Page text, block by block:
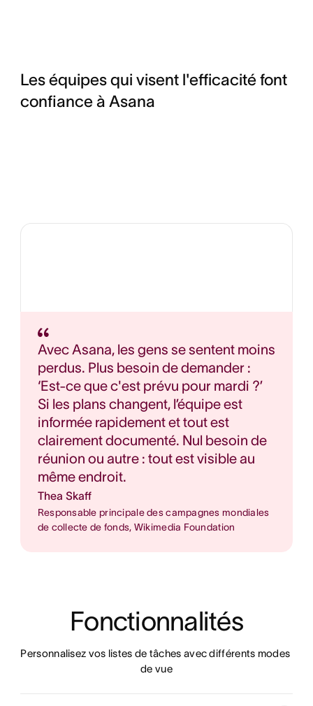
Les équipes qui visent l'efficacité font
confiance à Asana
Avec Asana, les gens se sentent moins
perdus. Plus besoin de demander :
‘Est-ce que c'est prévu pour mardi ?’
Si les plans changent, l’équipe est
informée rapidement et tout est
clairement documenté. Nul besoin de
réunion ou autre : tout est visible au
même endroit.
Thea Skaff
Responsable principale des campagnes mondiales
de collecte de fonds, Wikimedia Foundation
Fonctionnalités
Personnalisez vos listes de tâches avec différents modes
de vue